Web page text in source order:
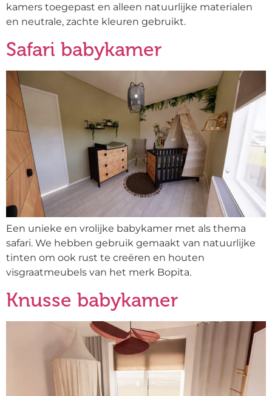
kamers toegepast en alleen natuurlijke materialen
en neutrale, zachte kleuren gebruikt.
Safari babykamer
Een unieke en vrolijke babykamer met als thema
safari. We hebben gebruik gemaakt van natuurlijke
tinten om ook rust te creëren en houten
visgraatmeubels van het merk Bopita.
Knusse babykamer